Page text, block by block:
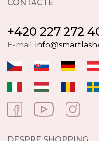
CONTACTE
+420 227 272
E-mail: